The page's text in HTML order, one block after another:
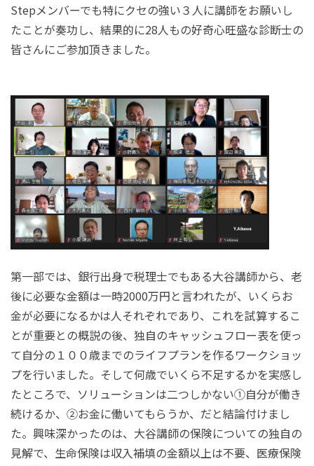
Stepメンバーでも特にクセの強い３人に講師をお願いし
たことが奏功し、結果的に28人もの好奇心旺盛な診断士の
皆さんにご参加頂きました。
第一部では、銀行出身で税理士でもある大谷講師から、老
後に必要な金額は一時2000万円と言われたが、いくらお
金が必要になるかは人それぞれであり、これを試算するこ
とが重要との概説の後、独自のキャッシュフロー表を使っ
て自分の１００歳までのライフプランを作るワークショッ
プを行いました。そして何歳でいくら不足するかを実感し
たところで、ソリューションは二つしかない①自分が働き
続けるか、②お金に働いてもらうか、だと結論付けまし
た。興味深かったのは、大谷講師の保険についての独自の
見解で、生命保険は収入補填の金額以上は不要、医療保険